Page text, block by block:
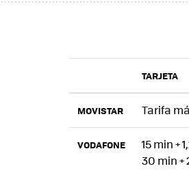
TARJETA
MOVISTAR Tarifa
VODAFONE
15 min +
30 min +